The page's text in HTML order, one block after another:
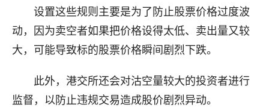
设置这些规则主要是为了防止股票价格过度波
动，因为卖空者如果把价格设得太低、卖出量又较
大，可能导致标的股票价格瞬间剧烈下跌。
此外，港交所还会对沽空量较大的投资者进行
监督，以防止违规交易造成股价剧烈异动。